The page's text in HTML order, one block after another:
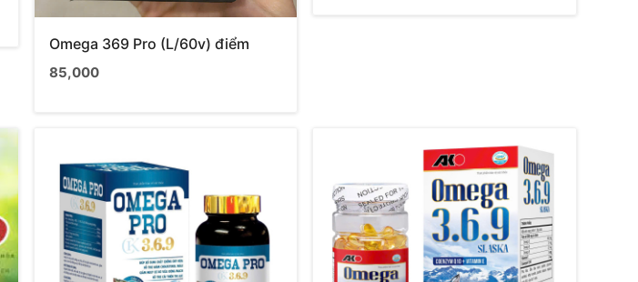
Omega 369 Pro (L/60v) điểm
85,000